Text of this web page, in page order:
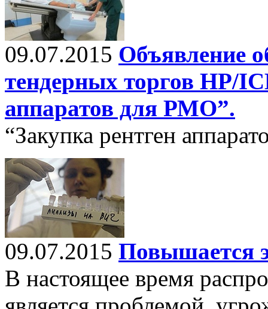
09.07.2015 Объявление
тендерных торгов HP/
аппаратов для РМО”.
“Закупка рентген
09.07.2015 Повышается
В настоящее время